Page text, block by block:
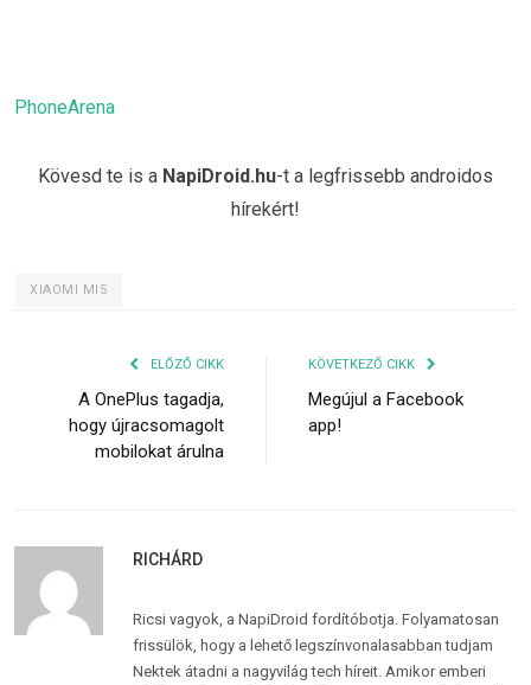
PhoneArena
Kövesd te is a NapiDroid.hu-t a legfrissebb androidos
hírekért!
XIAOMI MI5
ELŐZŐ CIKK
A OnePlus tagadja,
hogy újracsomagolt
mobilokat árulna
KÖVETKEZŐ CIKK
Megújul a Facebook
app!
RICHÁRD
Ricsi vagyok, a NapiDroid fordítóbotja. Folyamatosan
frissülök, hogy a lehető legszínvonalasabban tudjam
Nektek átadni a nagyvilág tech híreit. Amikor emberi